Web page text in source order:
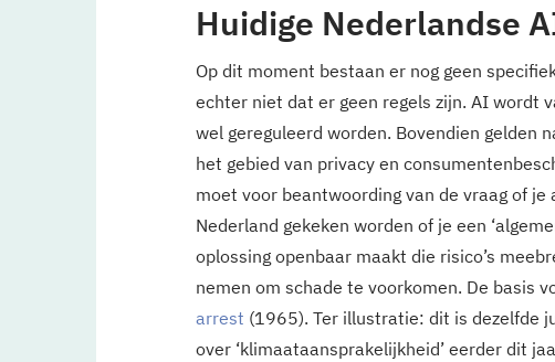
Huidige Nederlandse
Op dit moment bestaan er nog geen
echter niet dat er geen regels zijn. AI wordt
wel gereguleerd worden. Bovendien gelden
het gebied van privacy en
moet voor beantwoording van de vraag of
Nederland gekeken worden of je een
oplossing openbaar maakt die risico’s
nemen om schade te voorkomen. De basis
arrest (1965). Ter illustratie: dit is dezelfde
over ‘klimaataansprakelijkheid’ eerder dit